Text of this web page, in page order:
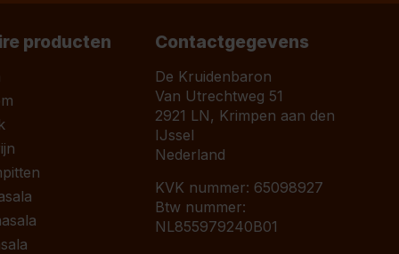
producten Contactgegevens
De Kruidenbaron
Van Utrechtweg 51
2921 LN, Krimpen aan den
IJssel
Nederland
KVK nummer: 65098927
Btw nummer:
NL855979240B01